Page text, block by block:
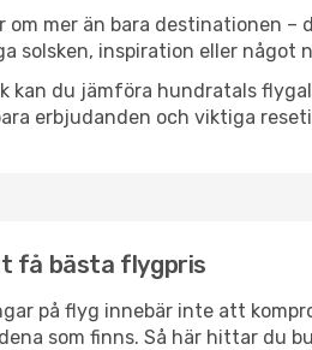
om mer än bara destinationen
solsken, inspiration eller
kan du jämföra hundratals
erbjudanden och viktiga
få bästa flygpris
på flyg innebär inte att
som finns. Så här hittar du